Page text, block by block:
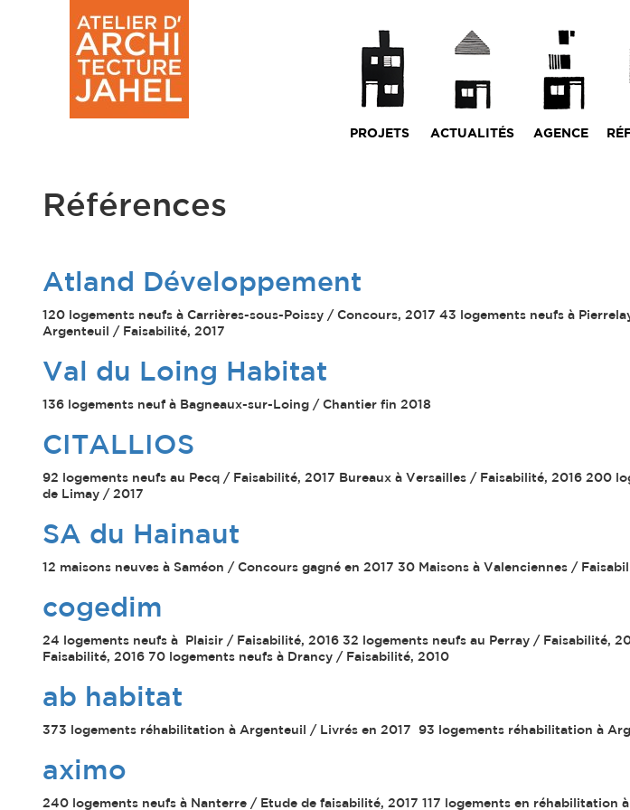
PROJETS ACTUALITÉS AGENCE
Références
Atland Développement
120 logements neufs à Carrières-sous-Poissy / Concours, 2017 43 logements neufs à
Argenteuil / Faisabilité, 2017
Val du Loing Habitat
136 logements neuf à Bagneaux-sur-Loing / Chantier fin 2018
CITALLIOS
92 logements neufs au Pecq / Faisabilité, 2017 Bureaux à Versailles / Faisabilité, 2016 200
de Limay / 2017
SA du Hainaut
12 maisons neuves à Saméon / Concours gagné en 2017 30 Maisons à Valenciennes /
cogedim
24 logements neufs à Plaisir / Faisabilité, 2016 32 logements neufs au Perray / Faisabilité,
Faisabilité, 2016 70 logements neufs à Drancy / Faisabilité, 2010
ab habitat
373 logements réhabilitation à Argenteuil / Livrés en 2017 93 logements réhabilitation à
aximo
240 logements neufs à Nanterre / Etude de faisabilité, 2017 117 logements en réhabilitation